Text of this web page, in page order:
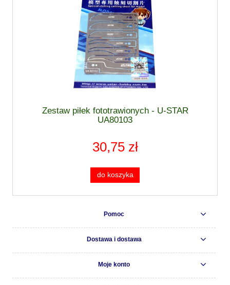
Zestaw piłek fototrawionych - U-STAR
UA80103
30,75 zł
do koszyka
Pomoc
Dostawa i dostawa
Moje konto